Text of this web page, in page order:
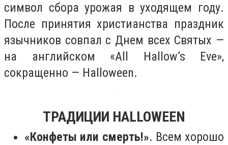
символ сбора урожая в уходящем году.
После принятия христианства праздник
язычников совпал с Днем всех Святых —
на английском «All Hallow’s Eve»,
сокращенно — Halloween.
ТРАДИЦИИ HALLOWEEN
«Конфеты или смерть!». Всем хорошо